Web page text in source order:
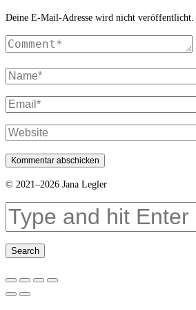
Deine E-Mail-Adresse wird nicht veröffentlicht.
© 2021–2026 Jana Legler